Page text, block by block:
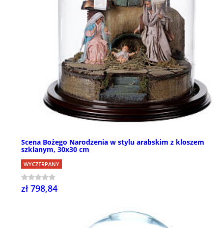
Scena Bożego Narodzenia w stylu arabskim z kloszem
szklanym, 30x30 cm
WYCZERPANY
zł 798,84